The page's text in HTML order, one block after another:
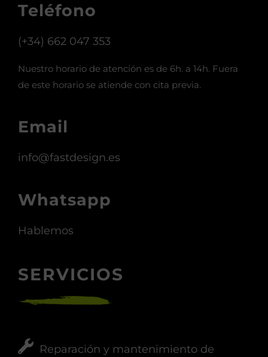
Teléfono
(+34) 662 047 353
Nuestro horario de atención es de 6h. a 14h. Fuera
de este horario se atiende con cita previa.
Email
info@fastdesign.es
Whatsapp
Hablemos
SERVICIOS
Reparación y mantenimiento de